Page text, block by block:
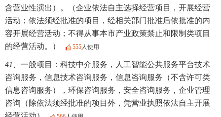
含营业性演出）。（企业依法自主选择经营项目，开展经营
活动；依法须经批准的项目，经相关部门批准后依批准的内
容开展经营活动；不得从事本市产业政策禁止和限制类项目
的经营活动。）
555人使用
41、 一般项目：科技中介服务，人工智能公共服务平台技术
咨询服务，信息技术咨询服务，信息咨询服务（不含许可类
信息咨询服务），环保咨询服务，安全咨询服务，企业管理
咨询（除依法须经批准的项目外，凭营业执照依法自主开展